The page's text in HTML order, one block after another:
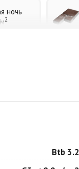
ночь
2
Btb 3.2